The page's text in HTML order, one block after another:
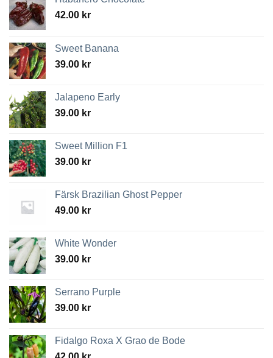
42.00 kr
Sweet Banana
39.00 kr
Jalapeno Early
39.00 kr
Sweet Million F1
39.00 kr
Färsk Brazilian Ghost Pepper
49.00 kr
White Wonder
39.00 kr
Serrano Purple
39.00 kr
Fidalgo Roxa X Grao de Bode